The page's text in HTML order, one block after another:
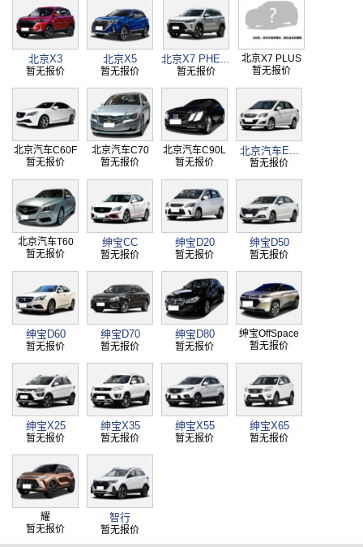
北京X3
暂无报价
北京X5
暂无报价
北京X7 PHE...
暂无报价
北京X7 PLUS
暂无报价
北京汽车C60F
暂无报价
北京汽车C70
暂无报价
北京汽车C90L
暂无报价
北京汽车E...
暂无报价
北京汽车T60
暂无报价
绅宝CC
暂无报价
绅宝D20
暂无报价
绅宝D50
暂无报价
绅宝D60
暂无报价
绅宝D70
暂无报价
绅宝D80
暂无报价
绅宝OffSpace
暂无报价
绅宝X25
暂无报价
绅宝X35
暂无报价
绅宝X55
暂无报价
绅宝X65
暂无报价
耀
暂无报价
智行
暂无报价